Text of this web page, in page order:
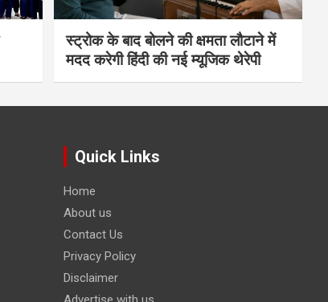
स्ट्रोक के बाद बोलने की क्षमता लौटाने में
मदद करेगी हिंदी की नई म्यूजिक थेरेपी
Quick Links
Home
About us
Contact Us
Privacy Policy
Disclaimer